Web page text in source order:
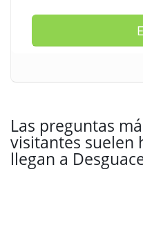
Las preguntas
visitantes suelen
llegan a